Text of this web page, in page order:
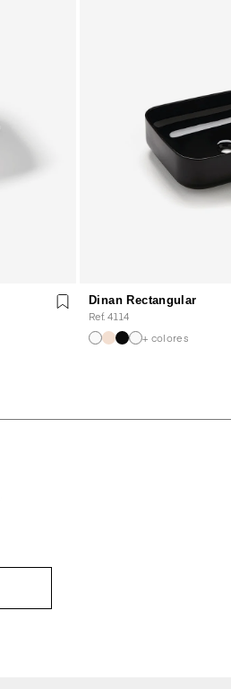
Dinan Rectangular
Ref. 4114
+ colores